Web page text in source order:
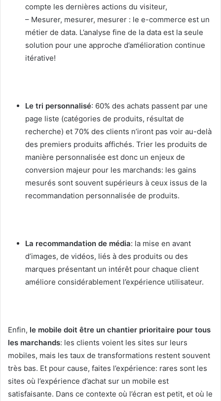
compte les dernières actions du visiteur,
– Mesurer, mesurer, mesurer : le e-commerce est un
métier de data. L’analyse fine de la data est la seule
solution pour une approche d’amélioration continue
itérative!
Le tri personnalisé: 60% des achats passent par une
page liste (catégories de produits, résultat de
recherche) et 70% des clients n’iront pas voir au-delà
des premiers produits affichés. Trier les produits de
manière personnalisée est donc un enjeux de
conversion majeur pour les marchands: les gains
mesurés sont souvent supérieurs à ceux issus de la
recommandation personnalisée de produits.
La recommandation de média: la mise en avant
d’images, de vidéos, liés à des produits ou des
marques présentant un intérêt pour chaque client
améliore considérablement l’expérience utilisateur.
Enfin, le mobile doit être un chantier prioritaire pour tous
les marchands: les clients voient les sites sur leurs
mobiles, mais les taux de transformations restent souvent
très bas. Et pour cause, faites l’expérience: rares sont les
sites où l’expérience d’achat sur un mobile est
satisfaisante. Dans ce contexte où l’écran est petit, et où le